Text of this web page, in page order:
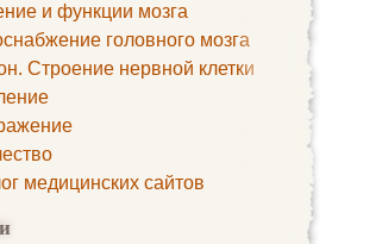
и функции мозга
головного мозга
Строение нервной клетки
медицинских сайтов